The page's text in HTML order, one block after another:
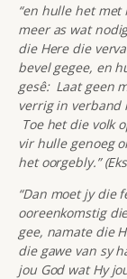
“en hulle het
meer as wat
die Here die
bevel gegee, en
gesê: Laat geen
verrig in verband
Toe het die volk
vir hulle genoeg
het oorgebly.”
“Dan moet jy die
ooreenkomstig
gee, namate die
die gawe van sy
jou God wat Hy